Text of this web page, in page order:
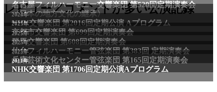
レビュー／コメントが多い公演記録
名古屋フィルハーモニー交響楽団 第520回定期演奏会
〈日本の地方文化の継承〉
2024年
NHK交響楽団 第2016回定期公演 Aプログラム
2025年
京都市交響楽団 第699回定期演奏会
2025年
群馬交響楽団 第608回定期演奏会
2025年
仙台フィルハーモニー管弦楽団 第383回 定期演奏会
2025年
兵庫芸術文化センター管弦楽団 第165回定期演奏会
2011年
NHK交響楽団 第1706回定期公演Aプログラム